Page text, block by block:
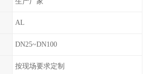
AL
DN25~DN100
按现场要求定制